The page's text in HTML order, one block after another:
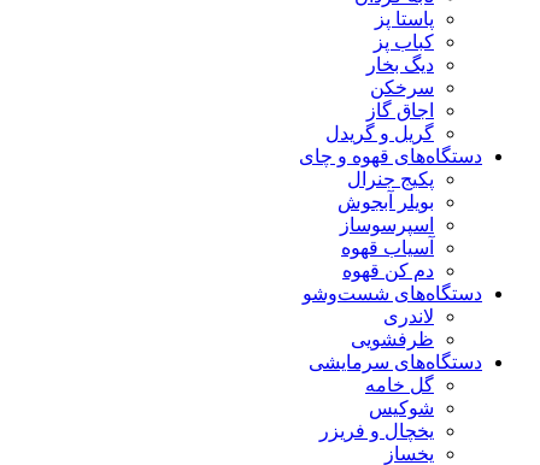
پاستا پز
کباب پز
دیگ بخار
سرخکن
اجاق گاز
گریل و گریدل
دستگاه‌های قهوه و چای
پکیج جنرال
بویلر آبجوش
اسپرسوساز
آسیاب قهوه
دم کن قهوه
دستگاه‌های شست‌و‌شو
لاندری
ظرفشویی
دستگاه‌های سرمایشی
گل خامه
شوکیس
یخچال و فریزر
یخساز